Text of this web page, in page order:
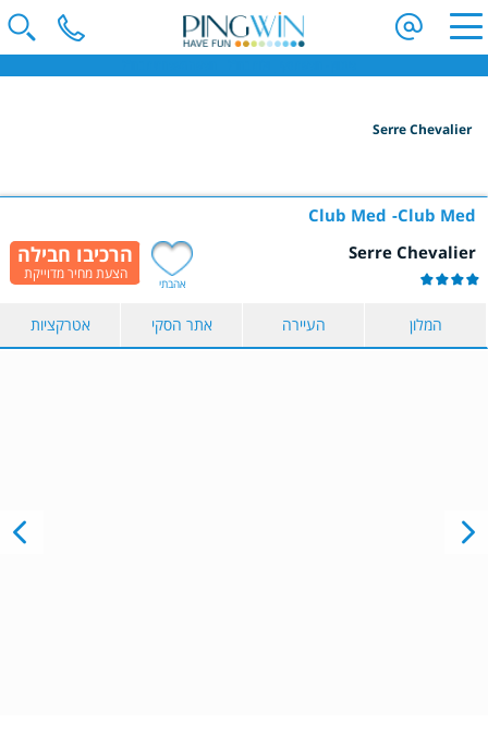
הקלידו שם מדינה ובחרו יעד
בחרו תאריך
כמות נוסעים
הצג תוצאות
Serre Chevalier
Club Med
Serre Chevalier
Club Med
המלון העיירה אתר הסקי אטרקציות
אהבתי